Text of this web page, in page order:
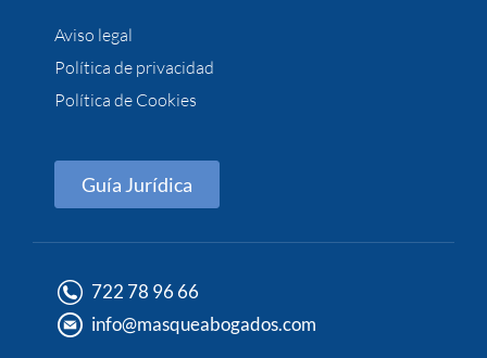
Aviso legal
Política de privacidad
Política de Cookies
Guía Jurídica
722 78 96 66
info@masqueabogados.com